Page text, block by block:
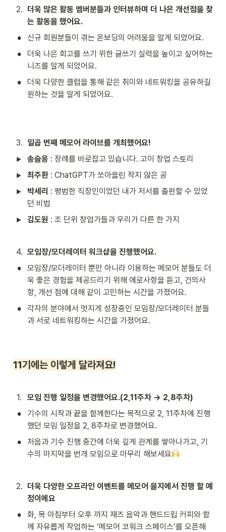
2. 더욱 많은 활동 멤버분들과 인터뷰하며 더 나은 개선점을 찾
는 활동을 했어요.
• 신규 회원분들이 겪는 온보딩의 어려움을 알게 되었어요.
•
더욱 나은 회고를 쓰기 위한 글쓰기 실력을 높이고 싶어하는
니즈를 알게 되었어요.
•
더욱 다양한 클럽을 통해 같은 취미와 네트워킹을 공유하길
원하는 것을 알게 되었어요.
3. 일곱 번째 메모어 라이브를 개최했어요!
송슬옹 : 장례를 바로잡고 있습니다. 고이 창업 스토리
최주환 : ChatGPT가 쏘아올린 작지 않은 공
박세리 : 평범한 직장인이었던 내가 저서를 출판할 수 있었
던 비법
김도원 : 조 단위 창업가들과 우리가 다른 한 가지
4. 모임장/모더레이터 워크샵을 진행했어요.
•
모임장/모더레이터 뿐만 아니라 이용하는 메모어 분들도 더
욱 좋은 경험을 제공드리기 위해 에로사항을 듣고, 건의사
항, 개선 점에 대해 같이 고민하는 시간을 가졌어요.
•
각자의 분야에서 멋지게 성장중인 모임장/모더레이터 분들
과 서로 네트워킹하는 시간을 가졌어요.
11기에는 이렇게 달라져요!
1. 모임 진행 일정을 변경했어요.(2,11주차 → 2,8주차)
•
기수의 시작과 끝을 함께한다는 목적으로 2, 11주차에 진행
했던 모임 일정을 2, 8주차로 변경했어요.
•
처음과 기수 진행 중간에 더욱 깊게 관계를 쌓아나가고, 기
수의 마지막을 번개 모임으로 마무리 해보세요
2. 더욱 다양한 오프라인 이벤트를 메모어 을지에서 진행 할 예
정이에요
•
화, 목 아침부터 오후 까지 재즈 음악과 핸드드립 커피와 함
께 자유롭게 작업하는 ‘메모어 코워크 스페이스’를 오픈해